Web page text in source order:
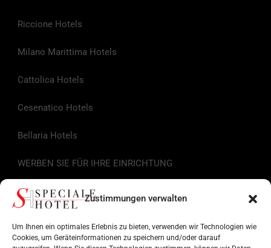
Zustimmungen verwalten
Um Ihnen ein optimales Erlebnis zu bieten, verwenden wir Technologien wie
Cookies, um Geräteinformationen zu speichern und/oder darauf
Riccione Hotels
Milano Marittima Hotels
Cattolica Hotels
Cesenatico Hotels
Bellaria Hotels
WERBEN SIE FÜR IHRE EINRICHTUNG
Nützliche Links
Tourist-Information